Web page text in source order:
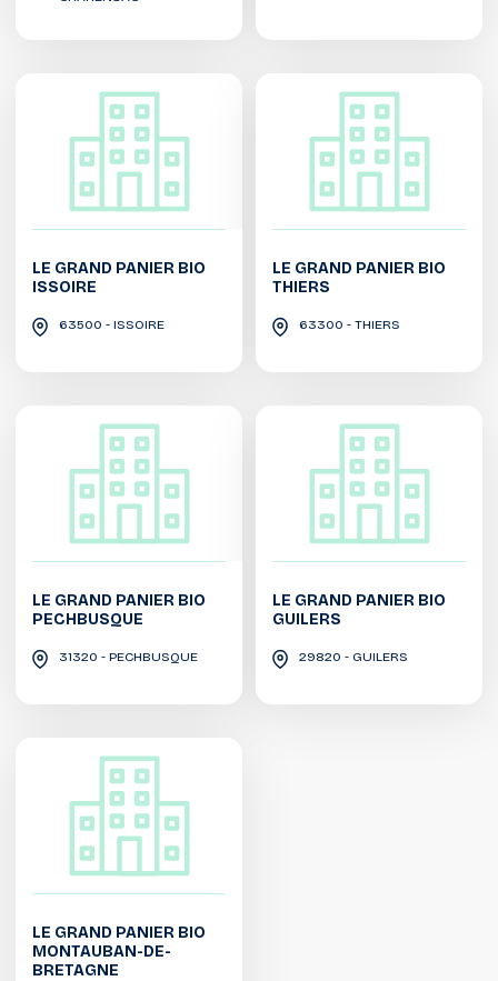
LE GRAND PANIER BIO
ISSOIRE
63500 - ISSOIRE
LE GRAND PANIER BIO
THIERS
63300 - THIERS
LE GRAND PANIER BIO
PECHBUSQUE
31320 - PECHBUSQUE
LE GRAND PANIER BIO
GUILERS
29820 - GUILERS
LE GRAND PANIER BIO
MONTAUBAN-DE-
BRETAGNE